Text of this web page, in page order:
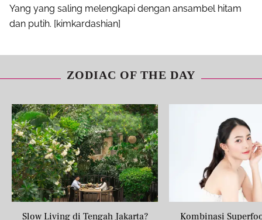
Yang yang saling melengkapi dengan ansambel hitam
dan putih. [kimkardashian]
ZODIAC OF THE DAY
Slow Living di Tengah Jakarta?
Kombinasi